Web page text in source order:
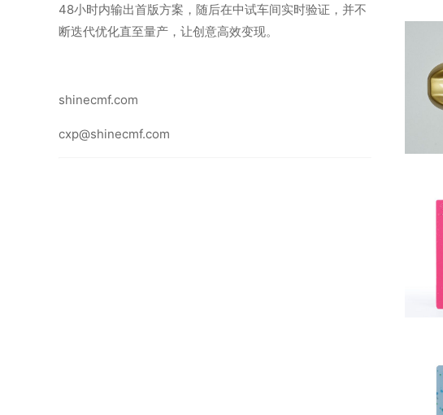
48小时内输出首版方案，随后在中试车间实时验证，并不
断迭代优化直至量产，让创意高效变现。
shinecmf.com
cxp@shinecmf.com